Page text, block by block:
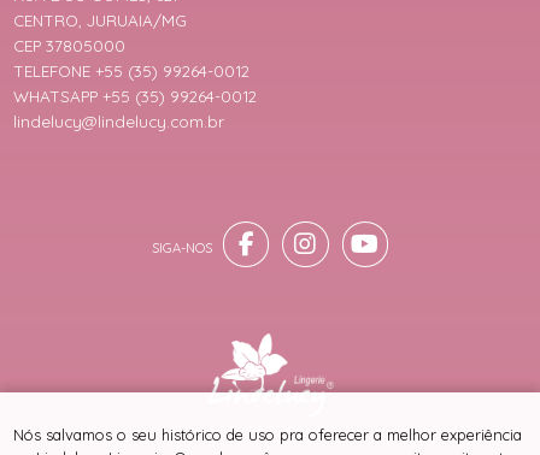
CENTRO, JURUAIA/MG
CEP 37805000
TELEFONE +55 (35) 99264-0012
WHATSAPP +55 (35) 99264-0012
lindelucy@lindelucy.com.br
® TODOS DIREITOS RESERVADOS
Nós salvamos o seu histórico de uso pra oferecer a melhor experiência